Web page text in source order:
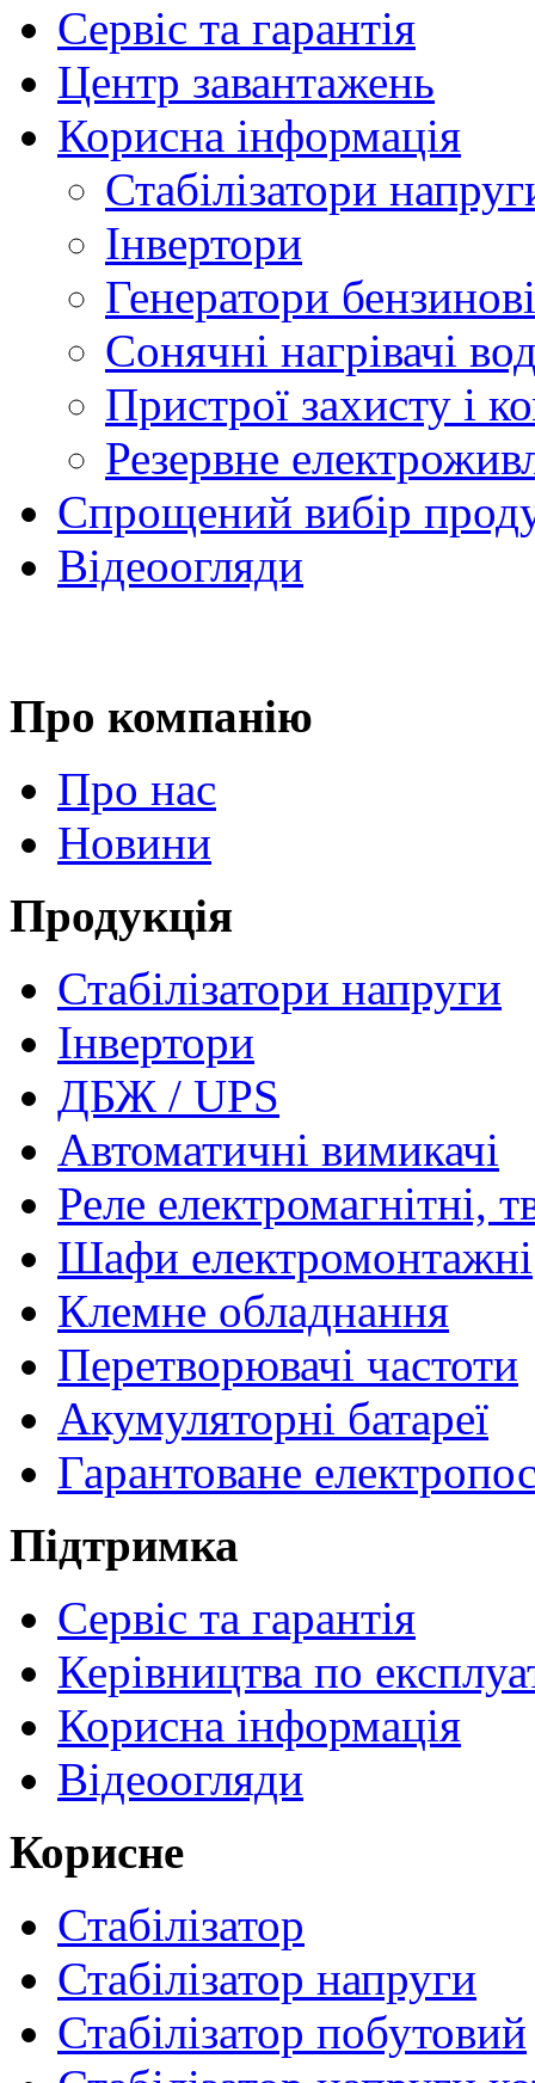
Сервіс та гарантія
Центр завантажень
Корисна інформація
Стабілізатори
Інвертори
Генератори бензинові
Сонячні нагрівачі
Пристрої захисту і
Резервне
Спрощений вибір
Відеоогляди
Про компанію
Про нас
Новини
Продукція
Стабілізатори напруги
Інвертори
ДБЖ / UPS
Автоматичні вимикачі
Реле електромагнітні,
Шафи електромонтажні
Клемне обладнання
Перетворювачі частоти
Акумуляторні батареї
Гарантоване
Підтримка
Сервіс та гарантія
Керівництва по
Корисна інформація
Відеоогляди
Корисне
Стабілізатор
Стабілізатор напруги
Стабілізатор побутовий